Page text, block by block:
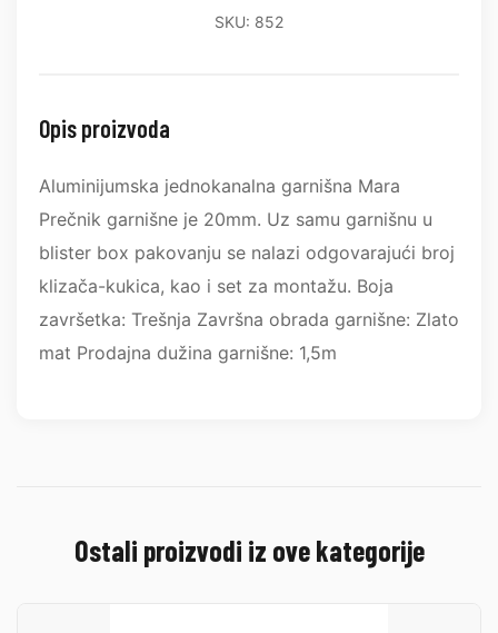
SKU: 852
Opis proizvoda
Aluminijumska jednokanalna garnišna Mara
Prečnik garnišne je 20mm. Uz samu garnišnu u
blister box pakovanju se nalazi odgovarajući broj
klizača-kukica, kao i set za montažu. Boja
završetka: Trešnja Završna obrada garnišne: Zlato
mat Prodajna dužina garnišne: 1,5m
Ostali proizvodi iz ove kategorije